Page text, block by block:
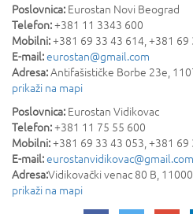
Poslovnica: Eurostan Novi Beograd
Telefon:+381 11 3343 600
Mobilni:+381 69 33 43 614, +381 69
E-mail:eurostan@gmail.com
Adresa:Antifašističke Borbe 23e,
prikaži na mapi
Poslovnica: Eurostan Vidikovac
Telefon:+381 11 75 55 600
Mobilni:+381 69 33 43 053, +381 69
E-mail:eurostanvidikovac@gmail.com
Adresa:Vidikovački venac 80 B, 11000
prikaži na mapi